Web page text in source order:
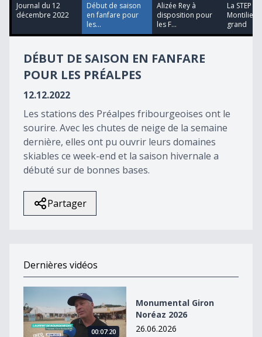
18
minutes,
seconds
Journal du 12
décembre 2022
Début de saison
en fanfare pour
les...
Alizée Rey à
disposition pour
les F...
La STEP de
Montilier
grand
DÉBUT DE SAISON EN FANFARE
POUR LES PRÉALPES
12.12.2022
Les stations des Préalpes fribourgeoises ont le
sourire. Avec les chutes de neige de la semaine
dernière, elles ont pu ouvrir leurs domaines
skiables ce week-end et la saison hivernale a
débuté sur de bonnes bases.
Partager
Dernières vidéos
Monumental Giron Noréaz 2026
00:07:20
Monumental Giron
Noréaz 2026
26.06.2026